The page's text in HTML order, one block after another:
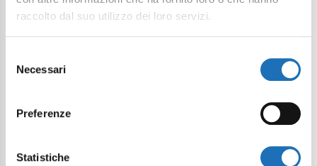
raccolto dal suo utilizzo dei loro servizi.
delNecessari
Preferenze
Statistiche